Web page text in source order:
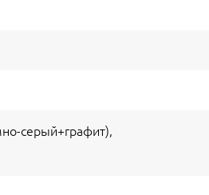
серый+графит),